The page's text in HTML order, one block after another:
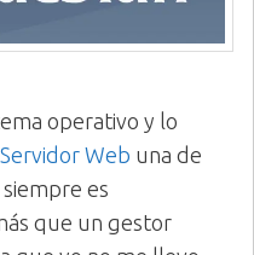
operativo y lo
Servidor Web una de
es
que un gestor